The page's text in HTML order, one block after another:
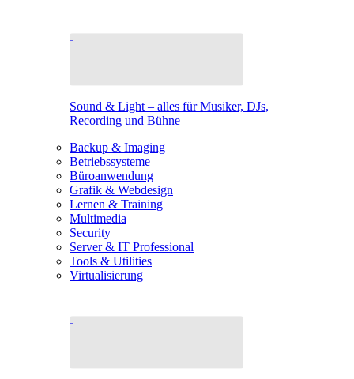
Sound & Light – alles für Musiker, DJs,
Recording und Bühne
Backup & Imaging
Betriebssysteme
Büroanwendung
Grafik & Webdesign
Lernen & Training
Multimedia
Security
Server & IT Professional
Tools & Utilities
Virtualisierung